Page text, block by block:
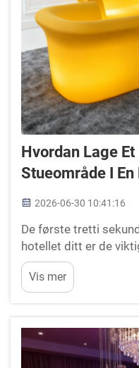
Hvordan Lage
Stueområde I
2026-06-30 10:41:16
De første tretti
hotellet ditt er de
hoveddøren, vurderer
renheten og
foyeren din føles
Vis mer